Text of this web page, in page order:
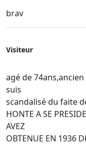
brav
Visiteur
agé de
suis
scandalisé du faite
HONTE A SE
AVEZ
OBTENUE EN 1936